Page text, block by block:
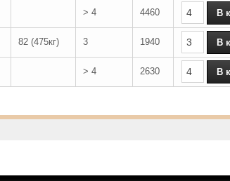
> 4 4460
82 (475кг) 3 1940
> 4 2630